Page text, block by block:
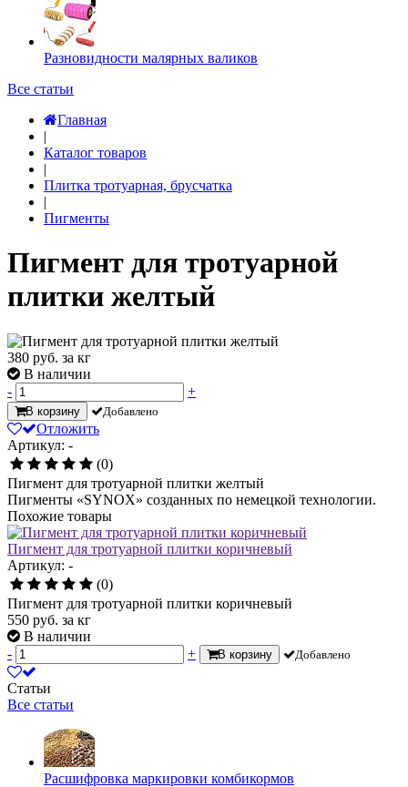
Разновидности малярных валиков
Все статьи
Главная
|
Каталог товаров
|
Плитка тротуарная, брусчатка
|
Пигменты
Пигмент для тротуарной
плитки желтый
380 руб. за кг
В наличии
-
+
В корзину Добавлено
Отложить
Артикул: -
(0)
Пигмент для тротуарной плитки желтый
Пигменты «SYNOX» созданных по немецкой технологии.
Похожие товары
Пигмент для тротуарной плитки коричневый
Артикул: -
(0)
Пигмент для тротуарной плитки коричневый
550 руб. за кг
В наличии
-
+ В корзину Добавлено
Статьи
Все статьи
Расшифровка маркировки комбикормов